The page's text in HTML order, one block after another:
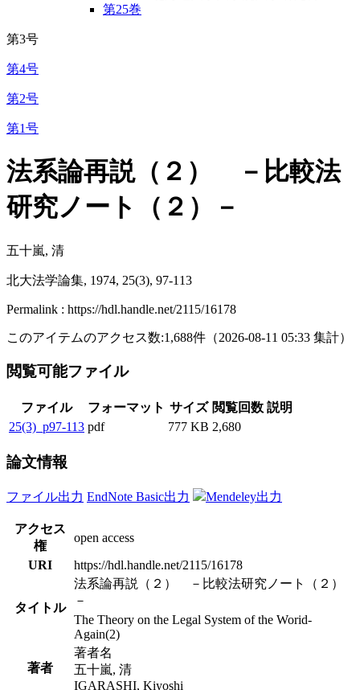
第25巻
第3号
第4号
第2号
第1号
法系論再説（２） －比較法
研究ノート（２）－
五十嵐, 清
北大法学論集, 1974, 25(3), 97-113
Permalink : https://hdl.handle.net/2115/16178
このアイテムのアクセス数:1,688件 （2026-08-11 05:33 集計）
閲覧可能ファイル
ファイル フォーマット サイズ 閲覧回数 説明
25(3)_p97-113 pdf 777 KB 2,680
論文情報
ファイル出力 EndNote Basic出力 Mendeley出力
アクセス
権
open access
URI
https://hdl.handle.net/2115/16178
タイトル
法系論再説（２） －比較法研究ノート（２）
－
The Theory on the Legal System of the Worid-
Again(2)
著者
著者名
五十嵐, 清
IGARASHI, Kiyoshi